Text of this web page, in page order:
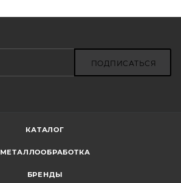
ПОДПИСАТЬСЯ
КАТАЛОГ
МЕТАЛЛООБРАБОТКА
БРЕНДЫ